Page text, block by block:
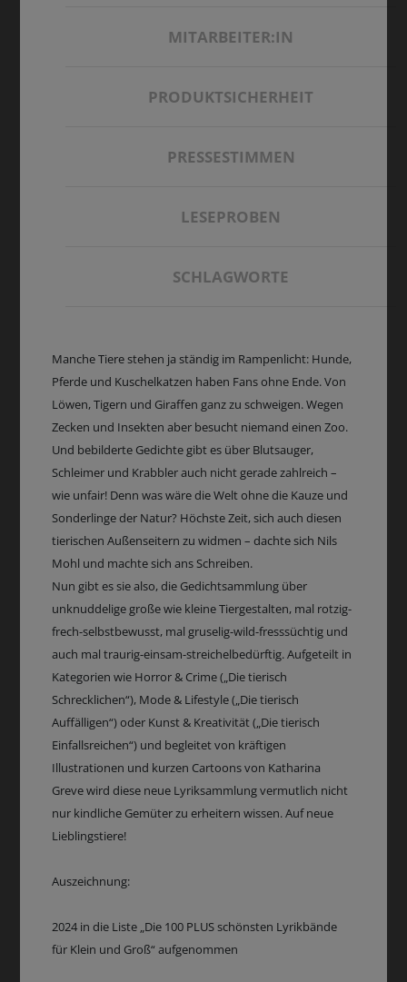
MITARBEITER:IN
PRODUKTSICHERHEIT
PRESSESTIMMEN
LESEPROBEN
SCHLAGWORTE
Manche Tiere stehen ja ständig im Rampenlicht: Hunde,
Pferde und Kuschelkatzen haben Fans ohne Ende. Von
Löwen, Tigern und Giraffen ganz zu schweigen. Wegen
Zecken und Insekten aber besucht niemand einen Zoo.
Und bebilderte Gedichte gibt es über Blutsauger,
Schleimer und Krabbler auch nicht gerade zahlreich –
wie unfair! Denn was wäre die Welt ohne die Kauze und
Sonderlinge der Natur? Höchste Zeit, sich auch diesen
tierischen Außenseitern zu widmen – dachte sich Nils
Mohl und machte sich ans Schreiben.
Nun gibt es sie also, die Gedichtsammlung über
unknuddelige große wie kleine Tiergestalten, mal rotzig-
frech-selbstbewusst, mal gruselig-wild-fresssüchtig und
auch mal traurig-einsam-streichelbedürftig. Aufgeteilt in
Kategorien wie Horror & Crime („Die tierisch
Schrecklichen“), Mode & Lifestyle („Die tierisch
Auffälligen“) oder Kunst & Kreativität („Die tierisch
Einfallsreichen“) und begleitet von kräftigen
Illustrationen und kurzen Cartoons von Katharina
Greve wird diese neue Lyriksammlung vermutlich nicht
nur kindliche Gemüter zu erheitern wissen. Auf neue
Lieblingstiere!
Auszeichnung:
2024 in die Liste „Die 100 PLUS schönsten Lyrikbände
für Klein und Groß“ aufgenommen